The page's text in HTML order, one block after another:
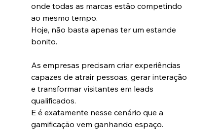
onde todas as marcas estão competindo
ao mesmo tempo.
Hoje, não basta apenas ter um estande
bonito.
As empresas precisam criar experiências
capazes de atrair pessoas, gerar interação
e transformar visitantes em leads
qualificados.
E é exatamente nesse cenário que a
gamificação vem ganhando espaço.